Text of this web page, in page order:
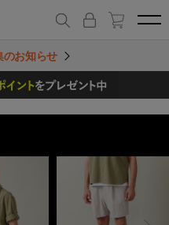
のお知らせ